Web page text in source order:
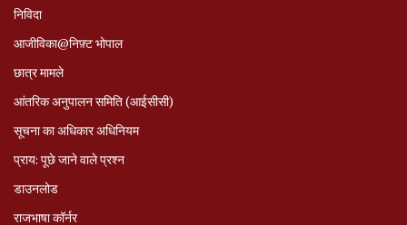
निविदा
आजीविका@निफ़्ट भोपाल
छात्र मामले
आंतरिक अनुपालन समिति (आईसीसी)
सूचना का अधिकार अधिनियम
प्राय: पूछे जाने वाले प्रश्‍न
डाउनलोड
राजभाषा कॉर्नर